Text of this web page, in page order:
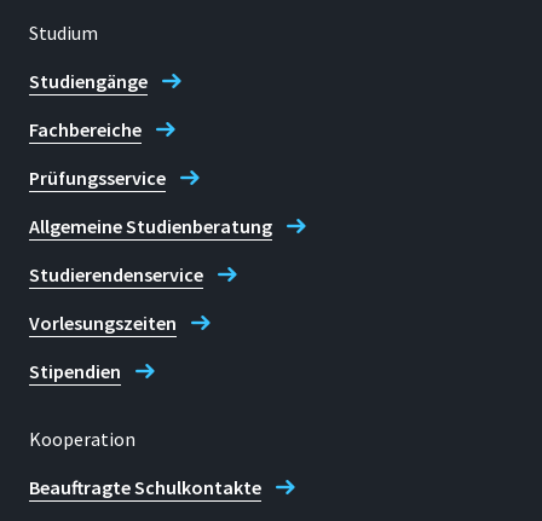
Studium
Studiengänge
Fachbereiche
Prüfungsservice
Allgemeine Studienberatung
Studierendenservice
Vorlesungszeiten
Stipendien
Kooperation
Beauftragte Schulkontakte